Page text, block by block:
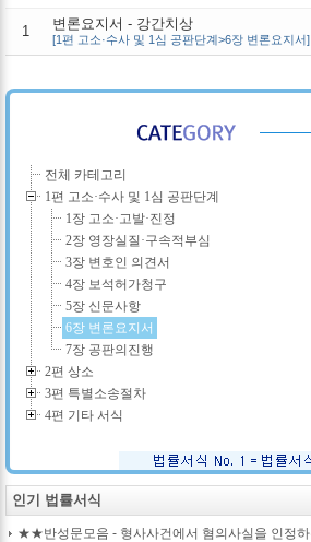
1 변론요지서 - 강간치상
[1편 고소·수사 및 1심 공판단계>6장 변론요지서]
전체 카테고리
1편 고소·수사 및 1심 공판단계
1장 고소·고발·진정
2장 영장실질·구속적부심
3장 변호인 의견서
4장 보석허가청구
5장 신문사항
6장 변론요지서
7장 공판의진행
2편 상소
3편 특별소송절차
4편 기타 서식
인기 법률서식